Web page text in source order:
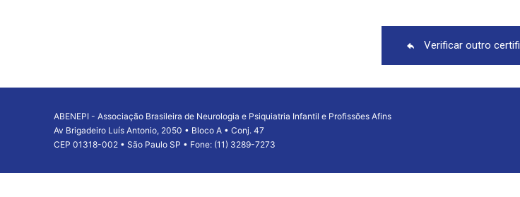
Verificar outro
ABENEPI - Associação Brasileira de Neurologia e Psiquiatria Infantil e Profissões Afins
Av Brigadeiro Luís Antonio, 2050 • Bloco A • Conj. 47
CEP 01318-002 • São Paulo SP • Fone: (11) 3289-7273